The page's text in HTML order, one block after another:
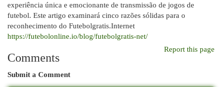
experiência única e emocionante de transmissão de jogos de
futebol. Este artigo examinará cinco razões sólidas para o
reconhecimento do Futebolgratis.Internet
https://futebolonline.io/blog/futebolgratis-net/
Report this page
Comments
Submit a Comment